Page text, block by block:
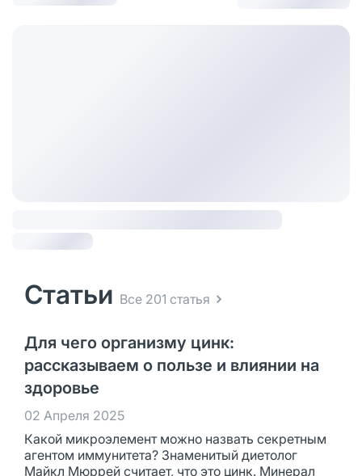
Статьи Все 201 статья
Для чего организму цинк:
рассказываем о пользе и влиянии на
здоровье
02 Апреля 2025
Какой микроэлемент можно назвать секретным
агентом иммунитета? Знаменитый диетолог
Майкл Мюррей считает, что это цинк. Минерал